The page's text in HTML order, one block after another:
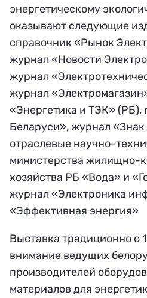
энергетическому
оказывают следующие
справочник «Рынок
журнал «Новости
журнал
журнал
«Энергетика и ТЭК» (РБ),
Беларуси», журнал «Знак
отраслевые научно-
министерства жилищно-
хозяйства РБ «Вода» и
журнал «Электроника
«Эффективная энергия»
Выставка традиционно с
внимание ведущих
производителей
материалов для